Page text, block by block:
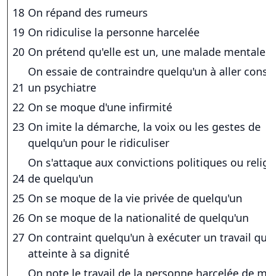
18 On répand des rumeurs
19 On ridiculise la personne harcelée
20 On prétend qu'elle est un, une malade mentale
21
On essaie de contraindre quelqu'un à aller
un psychiatre
22 On se moque d'une infirmité
23 On imite la démarche, la voix ou les gestes de
quelqu'un pour le ridiculiser
24
On s'attaque aux convictions politiques ou
de quelqu'un
25 On se moque de la vie privée de quelqu'un
26 On se moque de la nationalité de quelqu'un
27 On contraint quelqu'un à exécuter un travail
atteinte à sa dignité
On note le travail de la personne harcelée de